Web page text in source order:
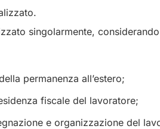
singolarmente,
permanenza all’estero;
fiscale del lavoratore;
e organizzazione del